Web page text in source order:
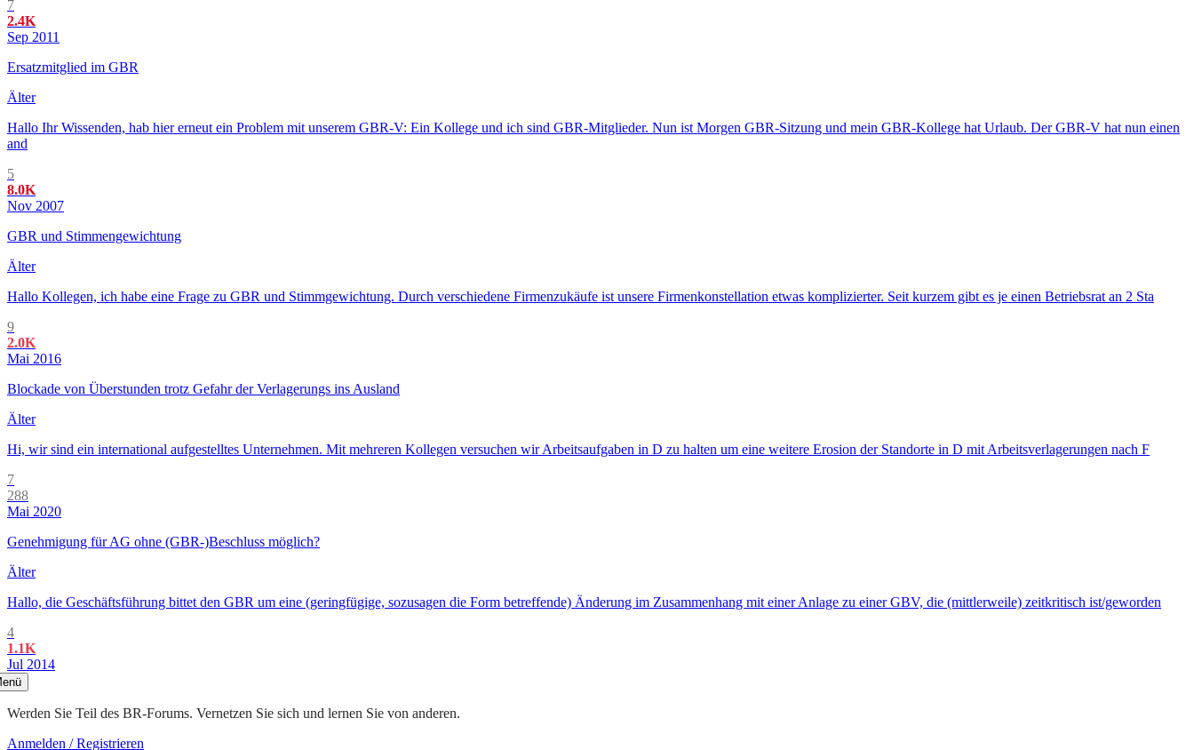
7
2.4K
Sep 2011
Ersatzmitglied im GBR
Älter
Hallo Ihr Wissenden, hab hier erneut ein Problem mit unserem GBR-V: Ein Kollege und ich sind GBR-Mitglieder. Nun ist Morgen GBR-Sitzung und mein GBR-Kollege hat Urlaub. Der GBR-V hat nun einen
and
5
8.0K
Nov 2007
GBR und Stimmengewichtung
Älter
Hallo Kollegen, ich habe eine Frage zu GBR und Stimmgewichtung. Durch verschiedene Firmenzukäufe ist unsere Firmenkonstellation etwas komplizierter. Seit kurzem gibt es je einen Betriebsrat an 2 Sta
9
2.0K
Mai 2016
Blockade von Überstunden trotz Gefahr der Verlagerungs ins Ausland
Älter
Hi, wir sind ein international aufgestelltes Unternehmen. Mit mehreren Kollegen versuchen wir Arbeitsaufgaben in D zu halten um eine weitere Erosion der Standorte in D mit Arbeitsverlagerungen nach F
7
288
Mai 2020
Genehmigung für AG ohne (GBR-)Beschluss möglich?
Älter
Hallo, die Geschäftsführung bittet den GBR um eine (geringfügige, sozusagen die Form betreffende) Änderung im Zusammenhang mit einer Anlage zu einer GBV, die (mittlerweile) zeitkritisch ist/geworden
4
1.1K
Jul 2014
Werden Sie Teil des BR-Forums. Vernetzen Sie sich und lernen Sie von anderen.
Anmelden / Registrieren